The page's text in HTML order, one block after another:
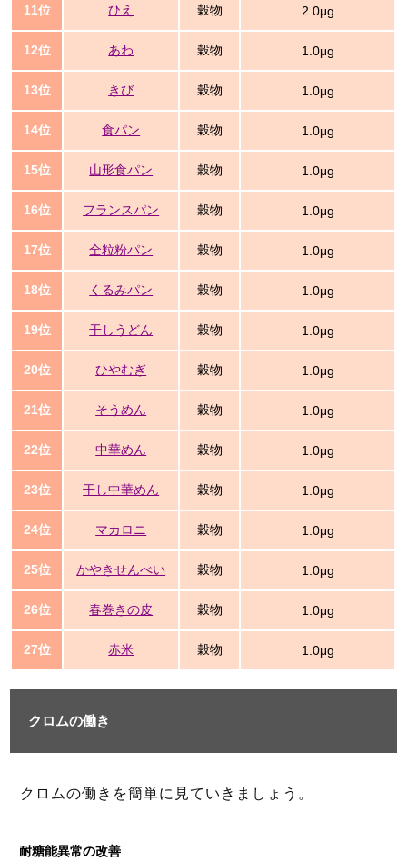
11位 ひえ 穀物 2.0μg
12位 あわ 穀物 1.0μg
13位 きび 穀物 1.0μg
14位 食パン 穀物 1.0μg
15位 山形食パン 穀物 1.0μg
16位 フランスパン 穀物 1.0μg
17位 全粒粉パン 穀物 1.0μg
18位 くるみパン 穀物 1.0μg
19位 干しうどん 穀物 1.0μg
20位 ひやむぎ 穀物 1.0μg
21位 そうめん 穀物 1.0μg
22位 中華めん 穀物 1.0μg
23位 干し中華めん 穀物 1.0μg
24位 マカロニ 穀物 1.0μg
25位 かやきせんべい 穀物 1.0μg
26位 春巻きの皮 穀物 1.0μg
27位 赤米 穀物 1.0μg
クロムの働き
クロムの働きを簡単に見ていきましょう。
耐糖能異常の改善